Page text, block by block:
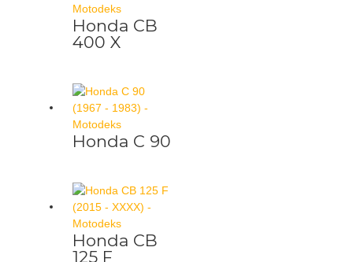
Honda CB
400 X
Honda C 90
Honda CB
125 F